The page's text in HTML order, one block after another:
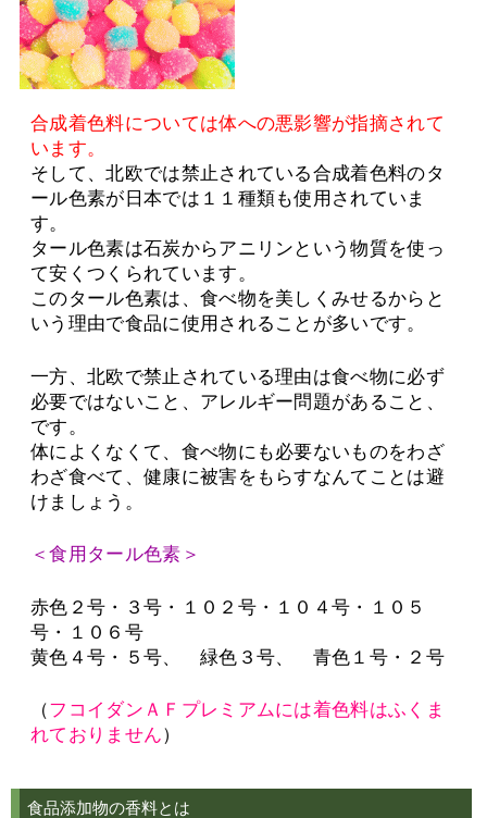
合成着色料については体への悪影響が指摘されて
います。
そして、北欧では禁止されている合成着色料のタ
ール色素が日本では１１種類も使用されていま
す。
タール色素は石炭からアニリンという物質を使っ
て安くつくられています。
このタール色素は、食べ物を美しくみせるからと
いう理由で食品に使用されることが多いです。
一方、北欧で禁止されている理由は食べ物に必ず
必要ではないこと、アレルギー問題があること、
です。
体によくなくて、食べ物にも必要ないものをわざ
わざ食べて、健康に被害をもらすなんてことは避
けましょう。
＜食用タール色素＞
赤色２号・３号・１０２号・１０４号・１０５
号・１０６号
黄色４号・５号、 緑色３号、 青色１号・２号
（フコイダンＡＦプレミアムには着色料はふくま
れておりません）
食品添加物の香料とは